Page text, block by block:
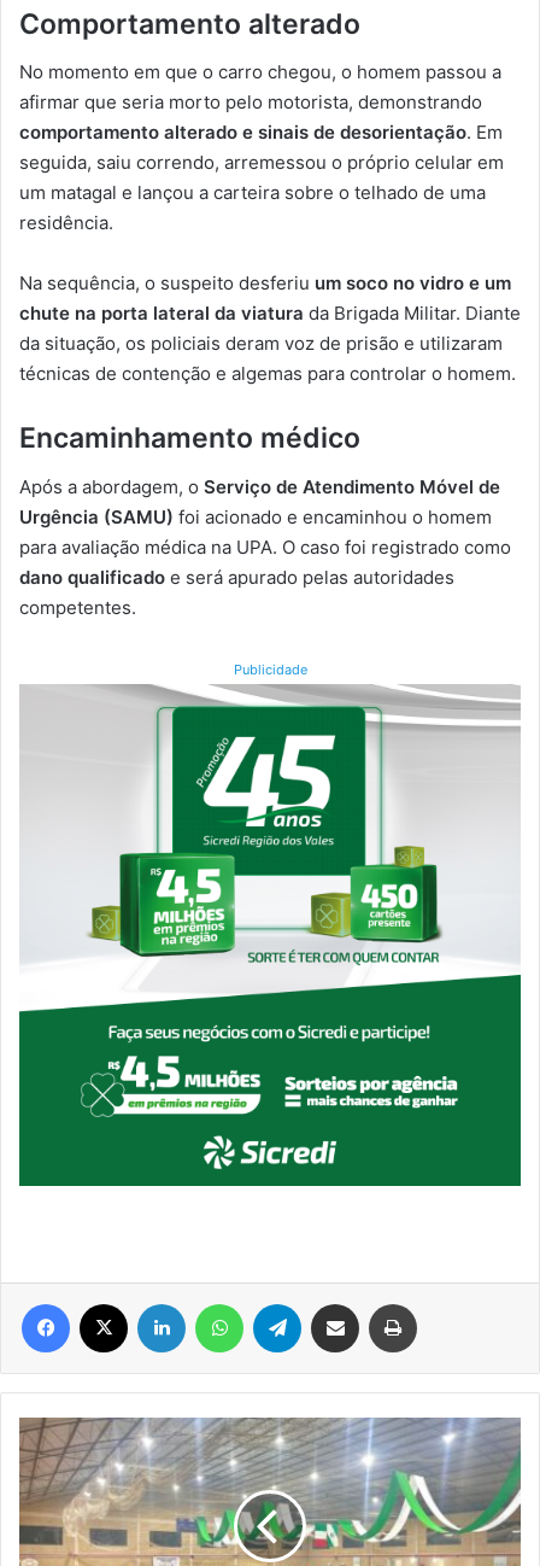
Comportamento alterado
No momento em que o carro chegou, o homem passou a
afirmar que seria morto pelo motorista, demonstrando
comportamento alterado e sinais de desorientação. Em
seguida, saiu correndo, arremessou o próprio celular em
um matagal e lançou a carteira sobre o telhado de uma
residência.
Na sequência, o suspeito desferiu um soco no vidro e um
chute na porta lateral da viatura da Brigada Militar. Diante
da situação, os policiais deram voz de prisão e utilizaram
técnicas de contenção e algemas para controlar o homem.
Encaminhamento médico
Após a abordagem, o Serviço de Atendimento Móvel de
Urgência (SAMU) foi acionado e encaminhou o homem
para avaliação médica na UPA. O caso foi registrado como
dano qualificado e será apurado pelas autoridades
competentes.
Publicidade
Facebook Linkedin WhatsAppTelegram Compartilhar via e-mail
Relvado
realiza
mais
uma
edição
do